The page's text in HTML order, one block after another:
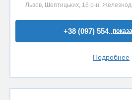
Львов, Шептицьких, 16 р-н.
+38 (097) 554..
Подробнее